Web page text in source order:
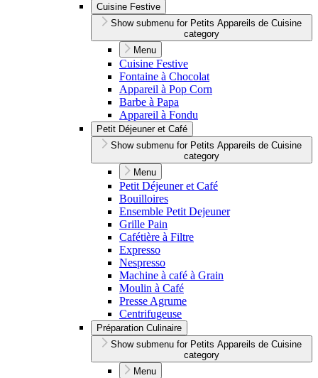
Cuisine Festive
Show submenu for Petits Appareils de Cuisine
category
Menu
Cuisine Festive
Fontaine à Chocolat
Appareil à Pop Corn
Barbe à Papa
Appareil à Fondu
Petit Déjeuner et Café
Show submenu for Petits Appareils de Cuisine
category
Menu
Petit Déjeuner et Café
Bouilloires
Ensemble Petit Dejeuner
Grille Pain
Cafétière à Filtre
Expresso
Nespresso
Machine à café à Grain
Moulin à Café
Presse Agrume
Centrifugeuse
Préparation Culinaire
Show submenu for Petits Appareils de Cuisine
category
Menu